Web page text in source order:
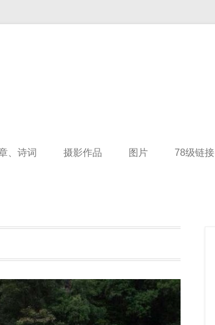
、诗词 摄影作品 图片 78级链接